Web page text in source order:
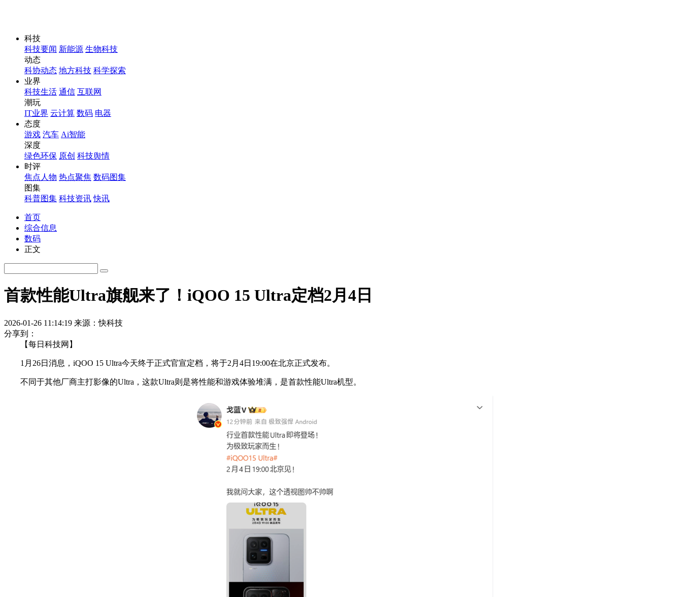
科技
科技要闻 新能源 生物科技
动态
科协动态 地方科技 科学探索
业界
科技生活 通信 互联网
潮玩
IT业界 云计算 数码 电器
态度
游戏 汽车 Ai智能
深度
绿色环保 原创 科技舆情
时评
焦点人物 热点聚焦 数码图集
图集
科普图集 科技资讯 快讯
首页
综合信息
数码
正文
首款性能Ultra旗舰来了！iQOO 15 Ultra定档2月4日
2026-01-26 11:14:19 来源：快科技
分享到：
【每日科技网】
1月26日消息，iQOO 15 Ultra今天终于正式官宣定档，将于2月4日19:00在北京正式发布。
不同于其他厂商主打影像的Ultra，这款Ultra则是将性能和游戏体验堆满，是首款性能Ultra机型。